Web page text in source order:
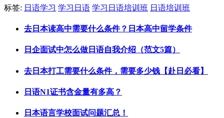
标签: 日语学习 学习日语 学习日语培训班 日语培训班
去日本读高中需要什么条件？日本高中留学条件
日企面试中怎么做日语自我介绍（范文5篇）
去日本打工需要什么条件，需要多少钱【赴日必看】
日语N1证书含金量有多高？
日本语言学校面试问题汇总！